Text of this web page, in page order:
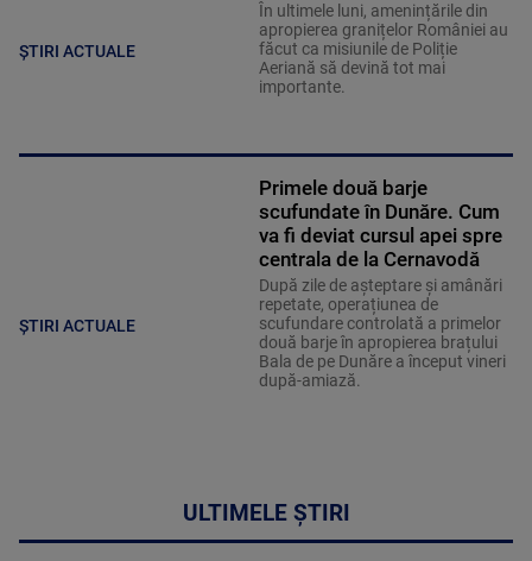
ȘTIRI ACTUALE
În ultimele luni, amenințările din
apropierea granițelor României au
făcut ca misiunile de Poliție
Aeriană să devină tot mai
importante.
ȘTIRI ACTUALE
Primele două barje
scufundate în Dunăre. Cum
va fi deviat cursul apei spre
centrala de la Cernavodă
După zile de așteptare și amânări
repetate, operațiunea de
scufundare controlată a primelor
două barje în apropierea brațului
Bala de pe Dunăre a început vineri
după-amiază.
ULTIMELE ȘTIRI